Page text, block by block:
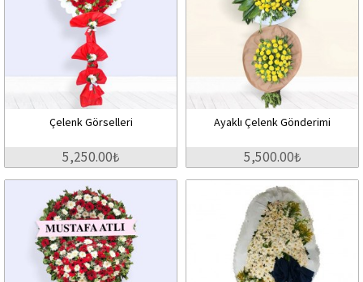
Çelenk Görselleri
5,250.00₺
Ayaklı Çelenk Gönderimi
5,500.00₺